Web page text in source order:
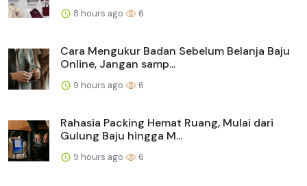
8 hours ago 6
Cara Mengukur Badan Sebelum Belanja Baju
Online, Jangan samp...
9 hours ago 6
Rahasia Packing Hemat Ruang, Mulai dari
Gulung Baju hingga M...
9 hours ago 6